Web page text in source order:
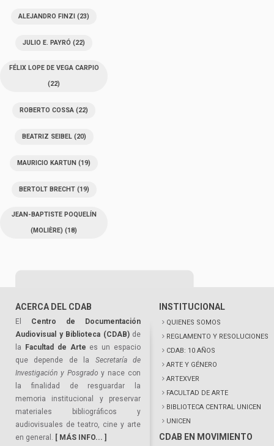
ALEJANDRO FINZI (23)
JULIO E. PAYRÓ (22)
FÉLIX LOPE DE VEGA CARPIO
(22)
ROBERTO COSSA (22)
BEATRIZ SEIBEL(20)
MAURICIO KARTUN (19)
BERTOLT BRECHT(19)
JEAN-BAPTISTE POQUELÍN
(MOLIÈRE) (18)
ACERCA DEL CDAB
El Centro de Documentación
Audiovisual y Biblioteca (CDAB)de
la
Facultad de Arte es un espacio
que depende de la Secretaría de
Investigación y Posgrado y nace con
la finalidad de resguardar la
memoria institucional y preservar
materiales bibliográficos y
audiovisuales de teatro, cine y arte
en general. [ MÁS INFO... ]
INSTITUCIONAL
QUIENES SOMOS
REGLAMENTO Y RESOLUCIONES
CDAB: 10 AÑOS
ARTE Y GÉNERO
ARTEXVER
FACULTAD DE ARTE
BIBLIOTECA CENTRAL UNICEN
UNICEN
CDAB EN MOVIMIENTO